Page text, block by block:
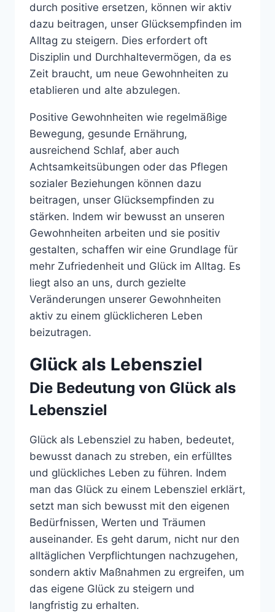
durch positive ersetzen, können wir aktiv
dazu beitragen, unser Glücksempfinden im
Alltag zu steigern. Dies erfordert oft
Disziplin und Durchhaltevermögen, da es
Zeit braucht, um neue Gewohnheiten zu
etablieren und alte abzulegen.
Positive Gewohnheiten wie regelmäßige
Bewegung, gesunde Ernährung,
ausreichend Schlaf, aber auch
Achtsamkeitsübungen oder das Pflegen
sozialer Beziehungen können dazu
beitragen, unser Glücksempfinden zu
stärken. Indem wir bewusst an unseren
Gewohnheiten arbeiten und sie positiv
gestalten, schaffen wir eine Grundlage für
mehr Zufriedenheit und Glück im Alltag. Es
liegt also an uns, durch gezielte
Veränderungen unserer Gewohnheiten
aktiv zu einem glücklicheren Leben
beizutragen.
Glück als Lebensziel
Die Bedeutung von Glück als
Lebensziel
Glück als Lebensziel zu haben, bedeutet,
bewusst danach zu streben, ein erfülltes
und glückliches Leben zu führen. Indem
man das Glück zu einem Lebensziel erklärt,
setzt man sich bewusst mit den eigenen
Bedürfnissen, Werten und Träumen
auseinander. Es geht darum, nicht nur den
alltäglichen Verpflichtungen nachzugehen,
sondern aktiv Maßnahmen zu ergreifen, um
das eigene Glück zu steigern und
langfristig zu erhalten.